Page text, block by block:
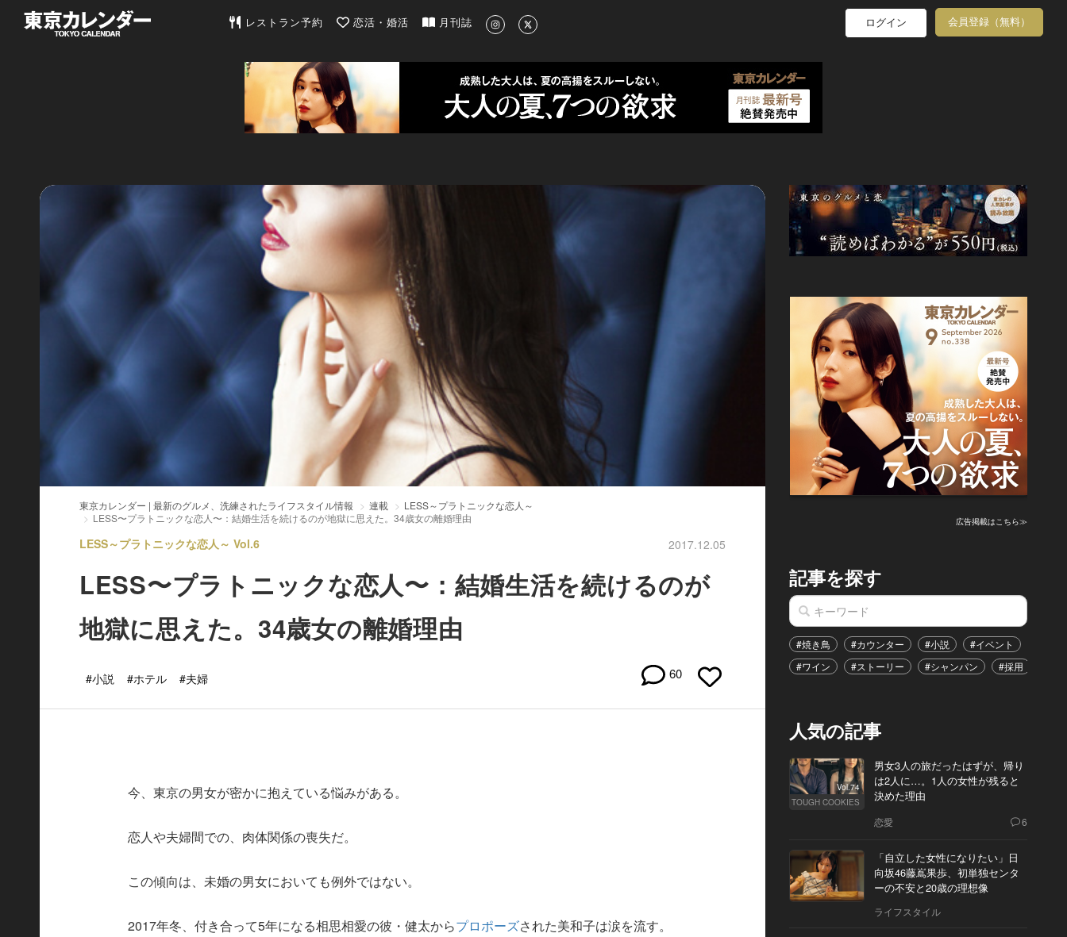
東京カレンダー | 最新のグルメ、洗練されたライフスタイル情報
レストラン予約 恋活・婚活 月刊誌 ログイン 会員登録（無料）
東京カレンダー | 最新のグルメ、洗練されたライフスタイル情報 連載
LESS～プラトニックな恋人～
LESS〜プラトニックな恋人〜：結婚生活を続けるのが地獄に思えた。34歳女の離婚理由
LESS～プラトニックな恋人～ Vol.6 2017.12.05
LESS〜プラトニックな恋人〜：結婚生活を続けるのが
地獄に思えた。34歳女の離婚理由
#小説 #ホテル #夫婦 60
今、東京の男女が密かに抱えている悩みがある。
恋人や夫婦間での、肉体関係の喪失だ。
この傾向は、未婚の男女においても例外ではない。
2017年冬、付き合って5年になる相思相愛の彼・健太からプロポーズされた美和子は涙を流す。
広告掲載はこちら≫
記事を探す
#焼き鳥 #カウンター #小説 #イベント
#ワイン
#ストーリー #シャンパン #採用
人気の記事
Vol.74
TOUGH COOKIES
男女3人の旅だったはずが、帰り
は2人に…。1人の女性が残ると
決めた理由
恋愛 6
「自立した女性になりたい」日
向坂46藤嶌果歩、初単独センタ
ーの不安と20歳の理想像
ライフスタイル